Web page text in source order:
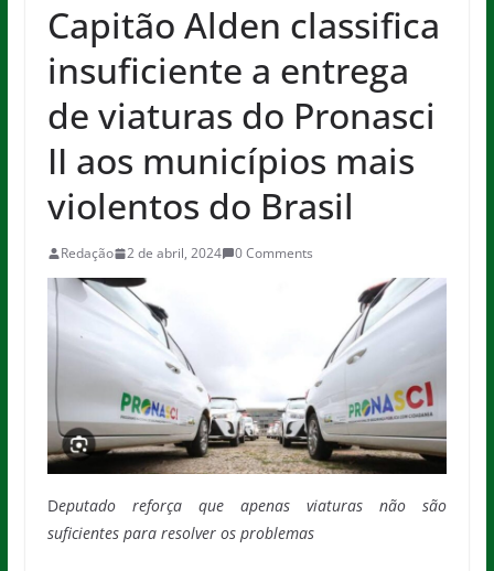
Capitão Alden classifica
insuficiente a entrega
de viaturas do Pronasci
II aos municípios mais
violentos do Brasil
Redação 2 de abril, 2024 0 Comments
Deputado reforça que apenas viaturas não são
suficientes para resolver os problemas